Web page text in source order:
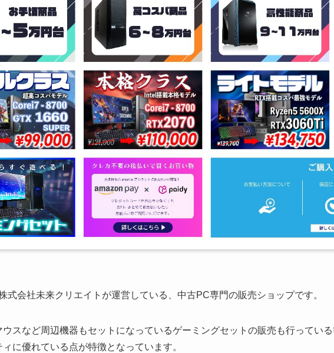
式会社未来クリエイトが運営している、中古PC専門の販売ショップです。
ウスなど周辺機器もセットになっているゲーミングセットの販売も行ってい
に優れている点が特徴となっています。